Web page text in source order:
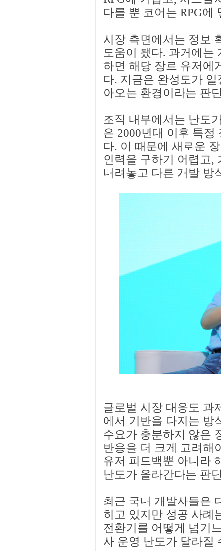
다를 뿐 코어는 RPG에
시장 측면에서는 정보
도움이 됐다. 과거에는
하면 해당 장르 유저에
다. 지금은 완성도가
아오는 환경이라는 판
조직 내부에서는 난도
은 2000년대 이후 특
다. 이 때문에 새로운
인력을 구하기 어렵고,
내려놓고 다른 개발 방
글로벌 시장 대응도 과
에서 기반을 다지는 방
수요가 충분하지 않은
반응을 더 크게 고려해
유저 피드백뿐 아니라
난도가 올라간다는 판
최근 국내 개발사들은
히고 있지만 성공 사례
전환기를 어떻게 넘기
사 운영 난도가 달라질